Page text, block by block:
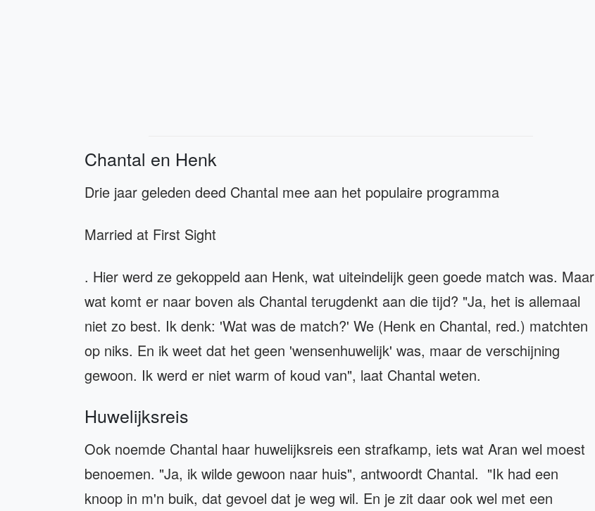
Chantal en Henk
Drie jaar geleden deed Chantal mee aan het populaire programma
Married at First Sight
. Hier werd ze gekoppeld aan Henk, wat uiteindelijk geen goede match was. Maar
wat komt er naar boven als Chantal terugdenkt aan die tijd? "Ja, het is allemaal
niet zo best. Ik denk: 'Wat was de match?' We (Henk en Chantal, red.) matchten
op niks. En ik weet dat het geen 'wensenhuwelijk' was, maar de verschijning
gewoon. Ik werd er niet warm of koud van", laat Chantal weten.
Huwelijksreis
Ook noemde Chantal haar huwelijksreis een strafkamp, iets wat Aran wel moest
benoemen. "Ja, ik wilde gewoon naar huis", antwoordt Chantal. "Ik had een
knoop in m'n buik, dat gevoel dat je weg wil. En je zit daar ook wel met een